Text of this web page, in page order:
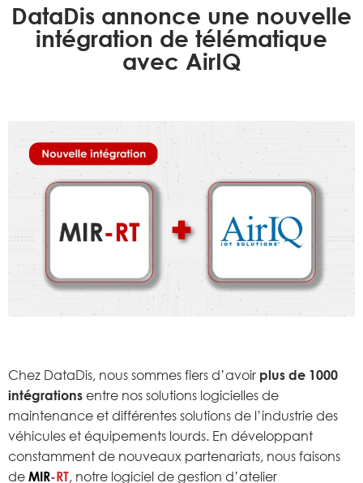
DataDis annonce une nouvelle
intégration de télématique
avec AirIQ
Chez DataDis, nous sommes fiers d’avoir plus de 1000
intégrations entre nos solutions logicielles de
maintenance et différentes solutions de l’industrie des
véhicules et équipements lourds. En développant
constamment de nouveaux partenariats, nous faisons
de MIR-RT, notre logiciel de gestion d’atelier